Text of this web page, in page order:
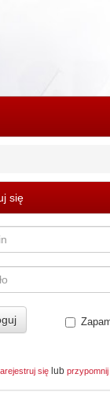
się
się lub przypomnij